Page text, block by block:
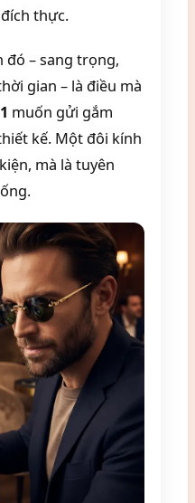
thực.
đó – sang trọng,
gian – là điều mà
muốn gửi gắm
kế. Một đôi kính
mà là tuyên